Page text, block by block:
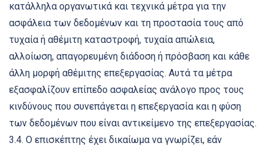
κατάλληλα οργανωτικά και τεχνικά μέτρα για την
ασφάλεια των δεδομένων και τη προστασία τους από
τυχαία ή αθέμιτη καταστροφή, τυχαία απώλεια,
αλλοίωση, απαγορευμένη διάδοση ή πρόσβαση και κάθε
άλλη μορφή αθέμιτης επεξεργασίας. Αυτά τα μέτρα
εξασφαλίζουν επίπεδο ασφαλείας ανάλογο προς τους
κινδύνους που συνεπάγεται η επεξεργασία και η φύση
των δεδομένων που είναι αντικείμενο της επεξεργασίας.
3.4. Ο επισκέπτης έχει δικαίωμα να γνωρίζει, εάν